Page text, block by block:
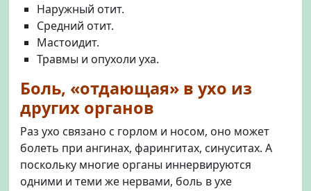
Наружный отит.
Средний отит.
Мастоидит.
Травмы и опухоли уха.
Боль, «отдающая» в ухо из
других органов
Раз ухо связано с горлом и носом, оно может
болеть при ангинах, фарингитах, синуситах. А
поскольку многие органы иннервируются
одними и теми же нервами, боль в ухе